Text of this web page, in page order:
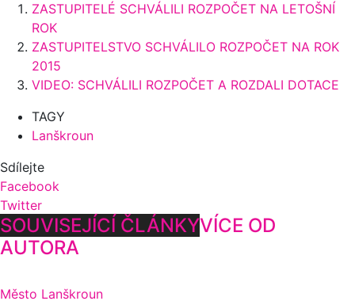
ZASTUPITELÉ SCHVÁLILI ROZPOČET NA LETOŠNÍ
ROK
ZASTUPITELSTVO SCHVÁLILO ROZPOČET NA ROK
2015
VIDEO: SCHVÁLILI ROZPOČET A ROZDALI DOTACE
TAGY
Lanškroun
Sdílejte
Facebook
Twitter
SOUVISEJÍCÍ ČLÁNKYVÍCE OD
AUTORA
Město Lanškroun